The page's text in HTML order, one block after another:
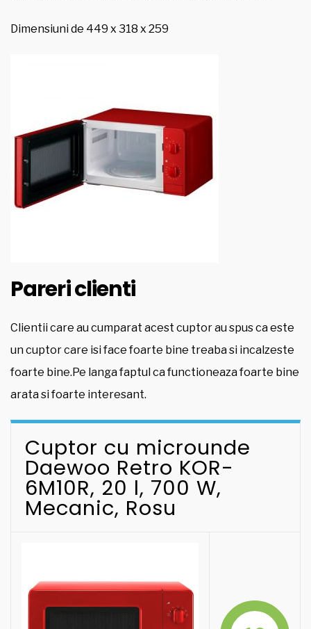
Dimensiuni de 449 x 318 x 259
Pareri clienti
Clientii care au cumparat acest cuptor au spus ca este
un cuptor care isi face foarte bine treaba si incalzeste
foarte bine.Pe langa faptul ca functioneaza foarte bine
arata si foarte interesant.
Cuptor cu microunde
Daewoo Retro KOR-
6M10R, 20 l, 700 W,
Mecanic, Rosu